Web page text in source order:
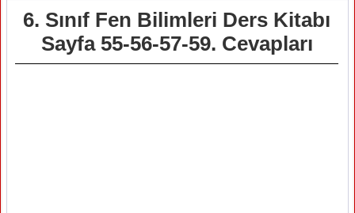
6. Sınıf Fen Bilimleri Ders Kitabı
Sayfa 55-56-57-59. Cevapları